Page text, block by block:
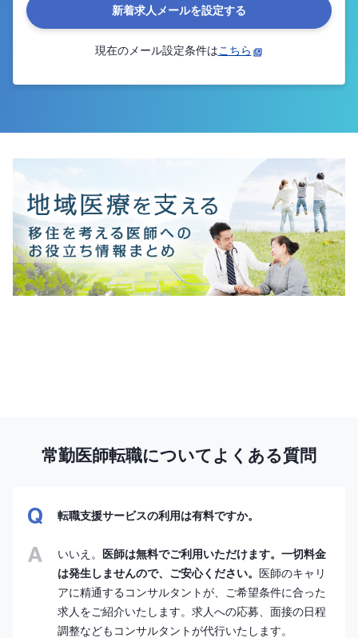
新着求人メールを設定する
現在のメール設定条件はこちら
常勤医師転職についてよくある質問
転職支援サービスの利用は有料ですか。
いいえ。 医師は無料でご利用いただけます。一切料金
は発生しませんので、ご安心ください。 医師のキャリ
アに精通するコンサルタントが、ご希望条件に合った
求人をご紹介いたします。求人への応募、面接の日程
調整などもコンサルタントが代行いたします。